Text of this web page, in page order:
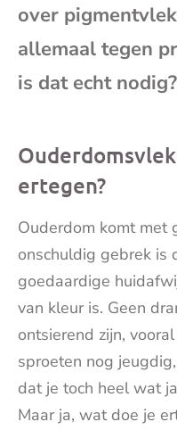
over
allemaal tegen
is dat echt nodig?
ertegen?
Ouderdom komt met
onschuldig gebrek is
goedaardige
van kleur is. Geen
ontsierend zijn,
sproeten nog
dat je toch heel wat
Maar ja, wat doe je